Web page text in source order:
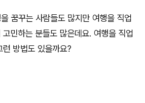
꿈꾸는 사람들도 많지만 여행을 직업
민하는 분들도 많은데요. 여행을 직업
방법도 있을까요?